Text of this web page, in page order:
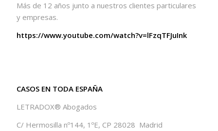
Más de 12 años junto a nuestros clientes particulares
y empresas.
https://www.youtube.com/watch?v=lFzqTFJuInk
CASOS EN TODA ESPAÑA
LETRADOX® Abogados
C/ Hermosilla nº144, 1ºE, CP 28028 Madrid